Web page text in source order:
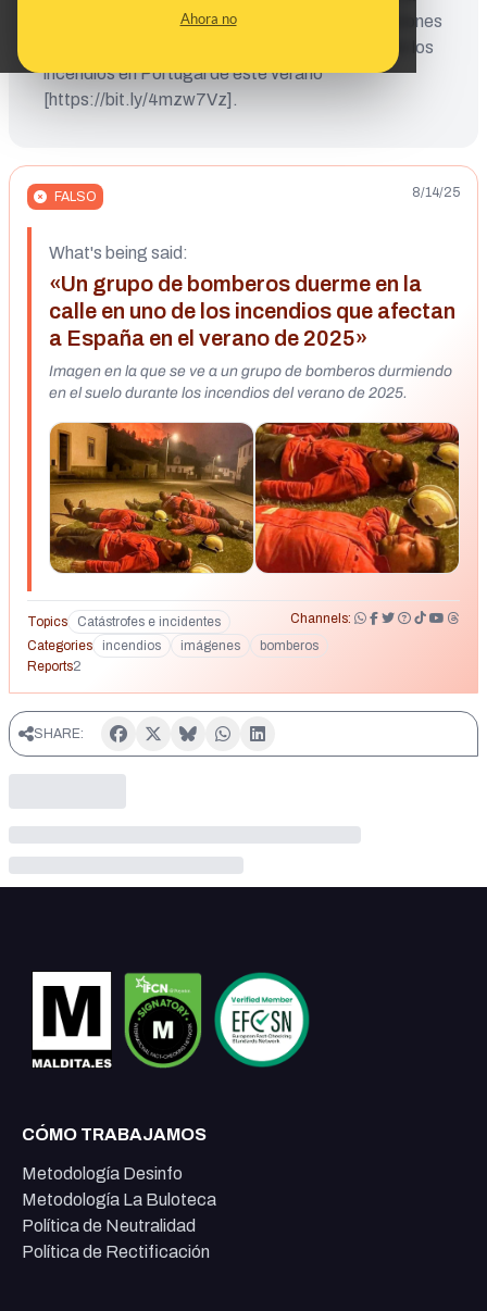
Ahora no
FALSO 8/14/25
What's being said:
«Un grupo de bomberos duerme en la
calle en uno de los incendios que afectan
a España en el verano de 2025»
Imagen en la que se ve a un grupo de bomberos durmiendo
en el suelo durante los incendios del verano de 2025.
Topics Catástrofes e incidentes
Channels:
Categories
incendios imágenes
bomberos
Reports2
misma imagen también ha circulado en publicaciones
en portugués como si se tratara de bomberos en los
incendios en Portugal de este verano
[https://bit.ly/4mzw7Vz].
SHARE:
CÓMO TRABAJAMOS
Metodología Desinfo
Metodología La Buloteca
Política de Neutralidad
Política de Rectificación